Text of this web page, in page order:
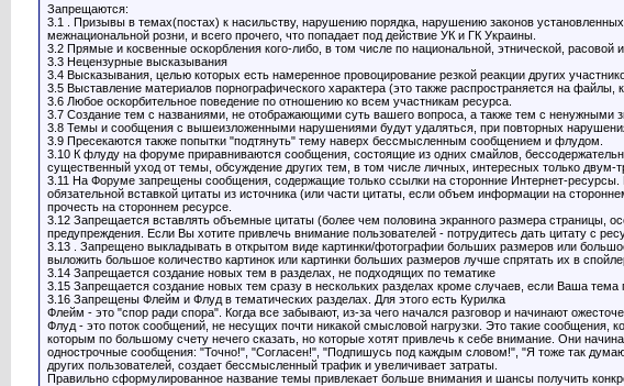
Запрещаются:
3.1 . Призывы в темах(постах) к насильству, нарушению порядка, нарушению законов
межнациональной розни, и всего прочего, что попадает под действие УК и ГК Украины.
3.2 Прямые и косвенные оскорбления кого-либо, в том числе по национальной, этнической, расовой
3.3 Нецензурные высказывания
3.4 Высказывания, целью которых есть намеренное провоцирование резкой реакции других
3.5 Выставление материалов порнографического характера (это также распространяется на файлы,
3.6 Любое оскорбительное поведение по отношению ко всем участникам ресурса.
3.7 Создание тем с названиями, не отображающими суть вашего вопроса, а также тем с
3.8 Темы и сообщения с вышеизложенными нарушениями будут удаляться, при повторных
3.9 Пресекаются также попытки "подтянуть" тему наверх бессмысленным сообщением и флудом.
3.10 К флуду на форуме приравниваются сообщения, состоящие из одних смайлов,
существенный уход от темы, обсуждение других тем, в том числе личных, интересных только
3.11 На Форуме запрещены сообщения, содержащие только ссылки на сторонние Интернет-
обязательной вставкой цитаты из источника (или части цитаты, если объем информации на
прочесть на стороннем ресурсе.
3.12 Запрещается вставлять объемные цитаты (более чем половина экранного размера страницы,
предупреждения. Если Вы хотите привлечь внимание пользователей - потрудитесь дать цитату с
3.13 . Запрещено выкладывать в открытом виде картинки/фотографии больших размеров или
выложить большое количество картинок или картинки больших размеров лучше спрятать их в
3.14 Запрещается создание новых тем в разделах, не подходящих по тематике
3.15 Запрещается создание новых тем сразу в нескольких разделах кроме случаев, если Ваша
3.16 Запрещены Флейм и Флуд в тематических разделах. Для этого есть Курилка
Флейм - это "спор ради спора". Когда все забывают, из-за чего начался разговор и начинают
Флуд - это поток сообщений, не несущих почти никакой смысловой нагрузки. Это такие
которым по большому счету нечего сказать, но которые хотят привлечь к себе внимание. Они
однострочные сообщения: "Точно!", "Согласен!", "Подпишусь под каждым словом!", "Я тоже так
других пользователей, создает бессмысленный трафик и увеличивает затраты.
Правильно сформулированное название темы привлекает больше внимания и шансы получить